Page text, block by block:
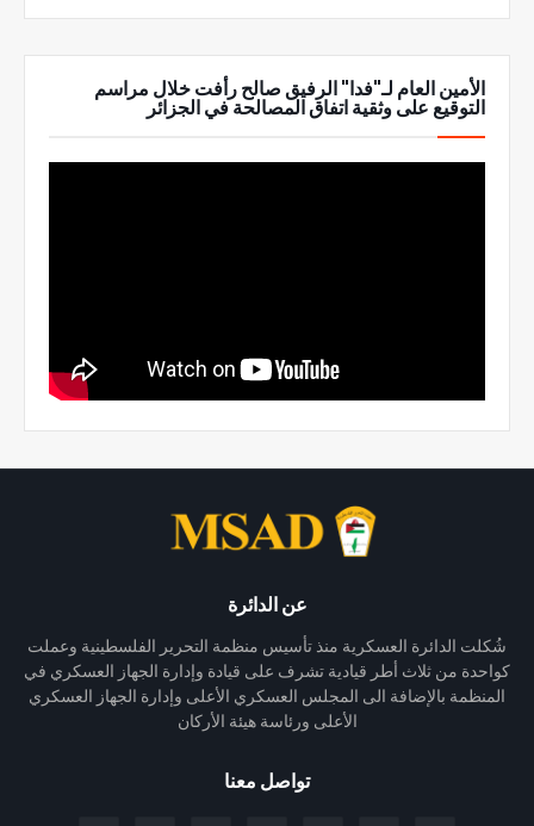
الأمين العام لـ"فدا" الرفيق صالح رأفت خلال مراسم
التوقيع على وثقية اتفاق المصالحة في الجزائر
عن الدائرة
شُكلت الدائرة العسكرية منذ تأسيس منظمة التحرير الفلسطينية وعملت
كواحدة من ثلاث أطر قيادية تشرف على قيادة وإدارة الجهاز العسكري في
المنظمة بالإضافة الى المجلس العسكري الأعلى وإدارة الجهاز العسكري
الأعلى ورئاسة هيئة الأركان
تواصل معنا